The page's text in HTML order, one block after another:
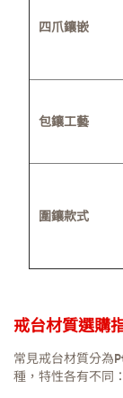
四爪鑲嵌
包鑲工藝
圍鑲款式
戒台材質選購
常見戒台材質分為
種，特性各有不同：